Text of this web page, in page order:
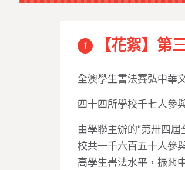
1 【花絮】第
全澳學生書法賽弘中華
四十四所學校千七人參
由學聯主辦的“第卅四
校共一千六百五十人參
高學生書法水平，振興